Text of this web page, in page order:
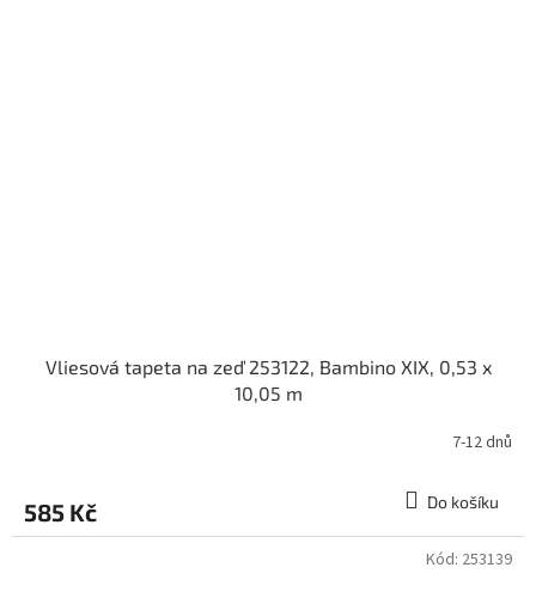
Vliesová tapeta na zeď 253122, Bambino XIX, 0,53 x
10,05 m
7-12 dnů
585 Kč Do košíku
Kód: 253139